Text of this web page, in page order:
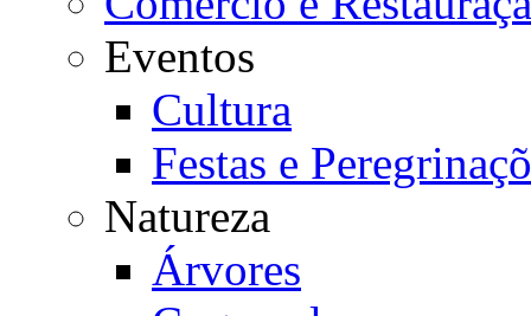
Eventos
Cultura
Festas e
Natureza
Árvores